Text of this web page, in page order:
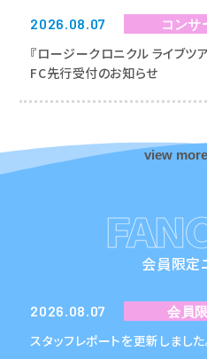
2026.08.07 コンサ
『ロージークロニクル ライブ
FC先行受付のお知らせ
view more
会員限定
2026.08.07 会員
スタッフレポートを更新しました